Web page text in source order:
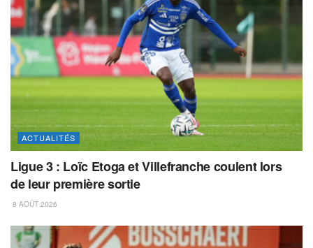
ACTUALITÉS
Ligue 3 : Loïc Etoga et Villefranche coulent lors
de leur première sortie
8 AOÛT 2026